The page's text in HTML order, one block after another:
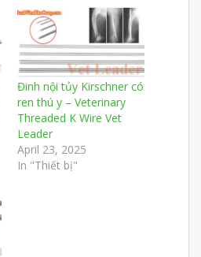
Đinh nội tủy Kirschner có
ren thú y – Veterinary
Threaded K Wire Vet
Leader
April 23, 2025
In "Thiết bị"